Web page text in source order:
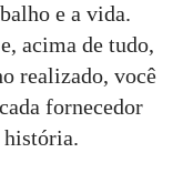
e a vida.
e, acima de tudo,
realizado, você
fornecedor
história.